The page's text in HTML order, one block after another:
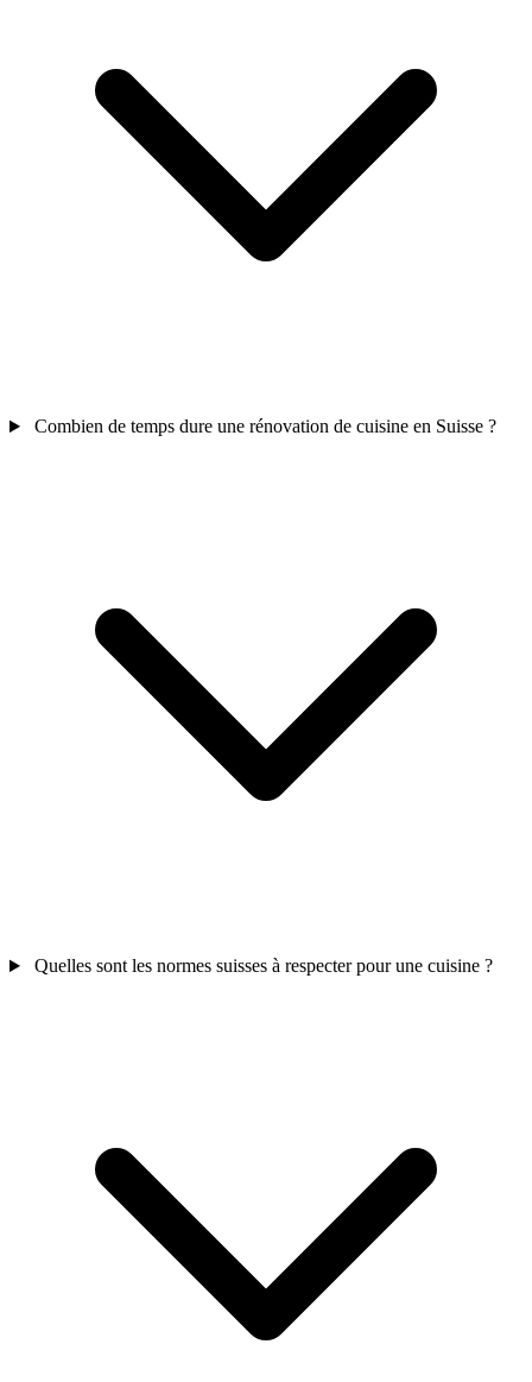
Combien de temps dure une rénovation de cuisine en Suisse ?
Quelles sont les normes suisses à respecter pour une cuisine ?